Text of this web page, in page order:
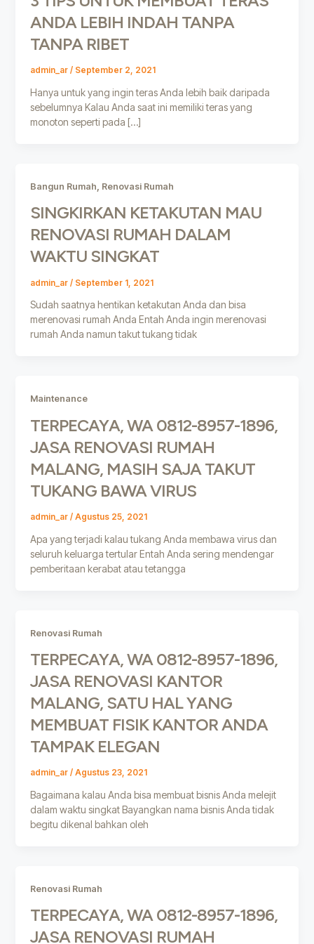
ANDA LEBIH INDAH TANPA
TANPA RIBET
admin_ar / September 2, 2021
Hanya untuk yang ingin teras Anda lebih baik daripada
sebelumnya Kalau Anda saat ini memiliki teras yang
monoton seperti pada […]
Bangun Rumah Renovasi Rumah
SINGKIRKAN KETAKUTAN MAU
RENOVASI RUMAH DALAM
WAKTU SINGKAT
admin_ar / September 1, 2021
Sudah saatnya hentikan ketakutan Anda dan bisa
merenovasi rumah Anda Entah Anda ingin merenovasi
rumah Anda namun takut tukang tidak
Maintenance
TERPECAYA, WA 0812-8957-1896,
JASA RENOVASI RUMAH
MALANG, MASIH SAJA TAKUT
TUKANG BAWA VIRUS
admin_ar / Agustus 25, 2021
Apa yang terjadi kalau tukang Anda membawa virus dan
seluruh keluarga tertular Entah Anda sering mendengar
pemberitaan kerabat atau tetangga
Renovasi Rumah
TERPECAYA, WA 0812-8957-1896,
JASA RENOVASI KANTOR
MALANG, SATU HAL YANG
MEMBUAT FISIK KANTOR ANDA
TAMPAK ELEGAN
admin_ar / Agustus 23, 2021
Bagaimana kalau Anda bisa membuat bisnis Anda melejit
dalam waktu singkat Bayangkan nama bisnis Anda tidak
begitu dikenal bahkan oleh
Renovasi Rumah
TERPECAYA, WA 0812-8957-1896,
JASA RENOVASI RUMAH